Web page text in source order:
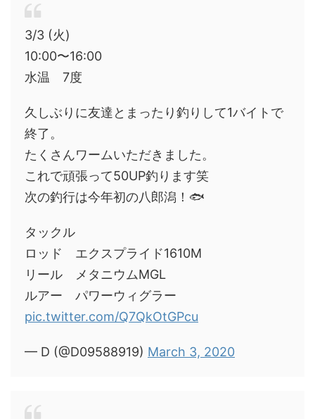
3/3 (火)
10:00〜16:00
水温 7度
久しぶりに友達とまったり釣りして1バイトで
終了。
たくさんワームいただきました。
これで頑張って50UP釣ります笑
次の釣行は今年初の八郎潟！🐟
タックル
ロッド エクスプライド1610M
リール メタニウムMGL
ルアー パワーウィグラー
pic.twitter.com/Q7QkOtGPcu
— D (@D09588919) March 3, 2020